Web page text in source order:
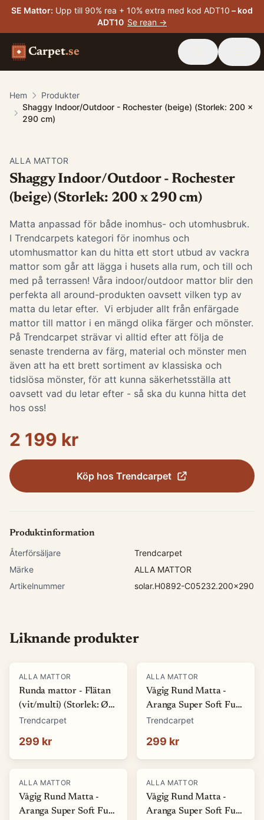
SE Mattor: Upp till 90% rea + 10% extra med kod ADT10 – kod
ADT10 Se rean →
Carpet.se
Hem
Produkter
Shaggy Indoor/Outdoor - Rochester (beige) (Storlek: 200 x
290 cm)
ALLA MATTOR
Shaggy Indoor/Outdoor - Rochester
(beige) (Storlek: 200 x 290 cm)
Matta anpassad för både inomhus- och utomhusbruk.
I Trendcarpets kategori för inomhus och
utomhusmattor kan du hitta ett stort utbud av vackra
mattor som går att lägga i husets alla rum, och till och
med på terrassen! Våra indoor/outdoor mattor blir den
perfekta all around-produkten oavsett vilken typ av
matta du letar efter. Vi erbjuder allt från enfärgade
mattor till mattor i en mängd olika färger och mönster.
På Trendcarpet strävar vi alltid efter att följa de
senaste trenderna av färg, material och mönster men
även att ha ett brett sortiment av klassiska och
tidslösa mönster, för att kunna säkerhetsställa att
oavsett vad du letar efter - så ska du kunna hitta det
hos oss!
2 199 kr
Köp hos Trendcarpet
Produktinformation
Återförsäljare
Trendcarpet
Märke
ALLA MATTOR
Artikelnummer
solar.H0892-C05232.200x290
Liknande produkter
ALLA MATTOR
Runda mattor - Flätan
(vit/multi) (Storlek: Ø
80 cm)
Trendcarpet
299 kr
ALLA MATTOR
Vågig Rund Matta -
Aranga Super Soft Fur
(beige) (Storlek: Ø 80
Trendcarpet
299 kr
ALLA MATTOR
Vågig Rund Matta -
Aranga Super Soft Fur
ALLA MATTOR
Vågig Rund Matta -
Aranga Super Soft Fur